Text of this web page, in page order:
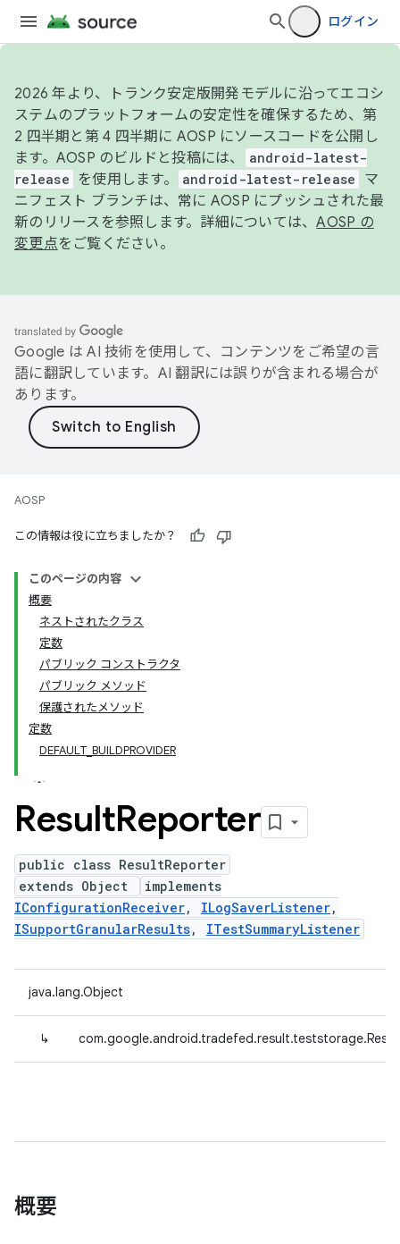
ログイン
2026 年より、トランク安定版開発モデルに沿ってエコシ
ステムのプラットフォームの安定性を確保するため、第
2 四半期と第 4 四半期に AOSP にソースコードを公開し
ます。AOSP のビルドと投稿には、
android-latest-
release
を使用します。 android-latest-release
マ
ニフェスト ブランチは、常に AOSP にプッシュされた最
新のリリースを参照します。詳細については、AOSP の
変更点をご覧ください。
Google は AI 技術を使用して、コンテンツをご希望の言
語に翻訳しています。AI 翻訳には誤りが含まれる場合が
あります。
AOSP
この情報は役に立ちましたか？
このページの内容
概要
ネストされたクラス
定数
パブリック コンストラクタ
パブリック メソッド
保護されたメソッド
定数
DEFAULT_BUILDPROVIDER
ResultReporter
public class ResultReporter
extends Object
implements
IConfigurationReceiver, ILogSaverListener,
ISupportGranularResults, ITestSummaryListener
java.lang.Object
↳
概要